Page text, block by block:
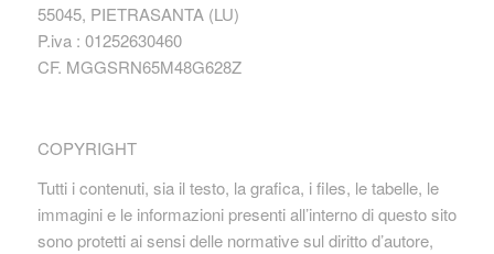
55045, PIETRASANTA (LU)
P.iva : 01252630460
CF. MGGSRN65M48G628Z
COPYRIGHT
Tutti i contenuti, sia il testo, la grafica, i files, le tabelle, le
immagini e le informazioni presenti all’interno di questo sito
sono protetti ai sensi delle normative sul diritto d’autore,